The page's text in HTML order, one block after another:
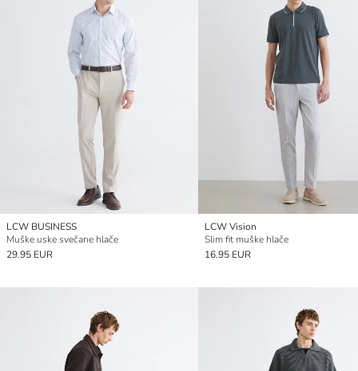
LCW BUSINESS
Muške uske svečane hlače
29.95 EUR
LCW Vision
Slim fit muške hlače
16.95 EUR